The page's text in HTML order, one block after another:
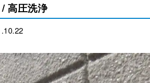
高圧洗浄